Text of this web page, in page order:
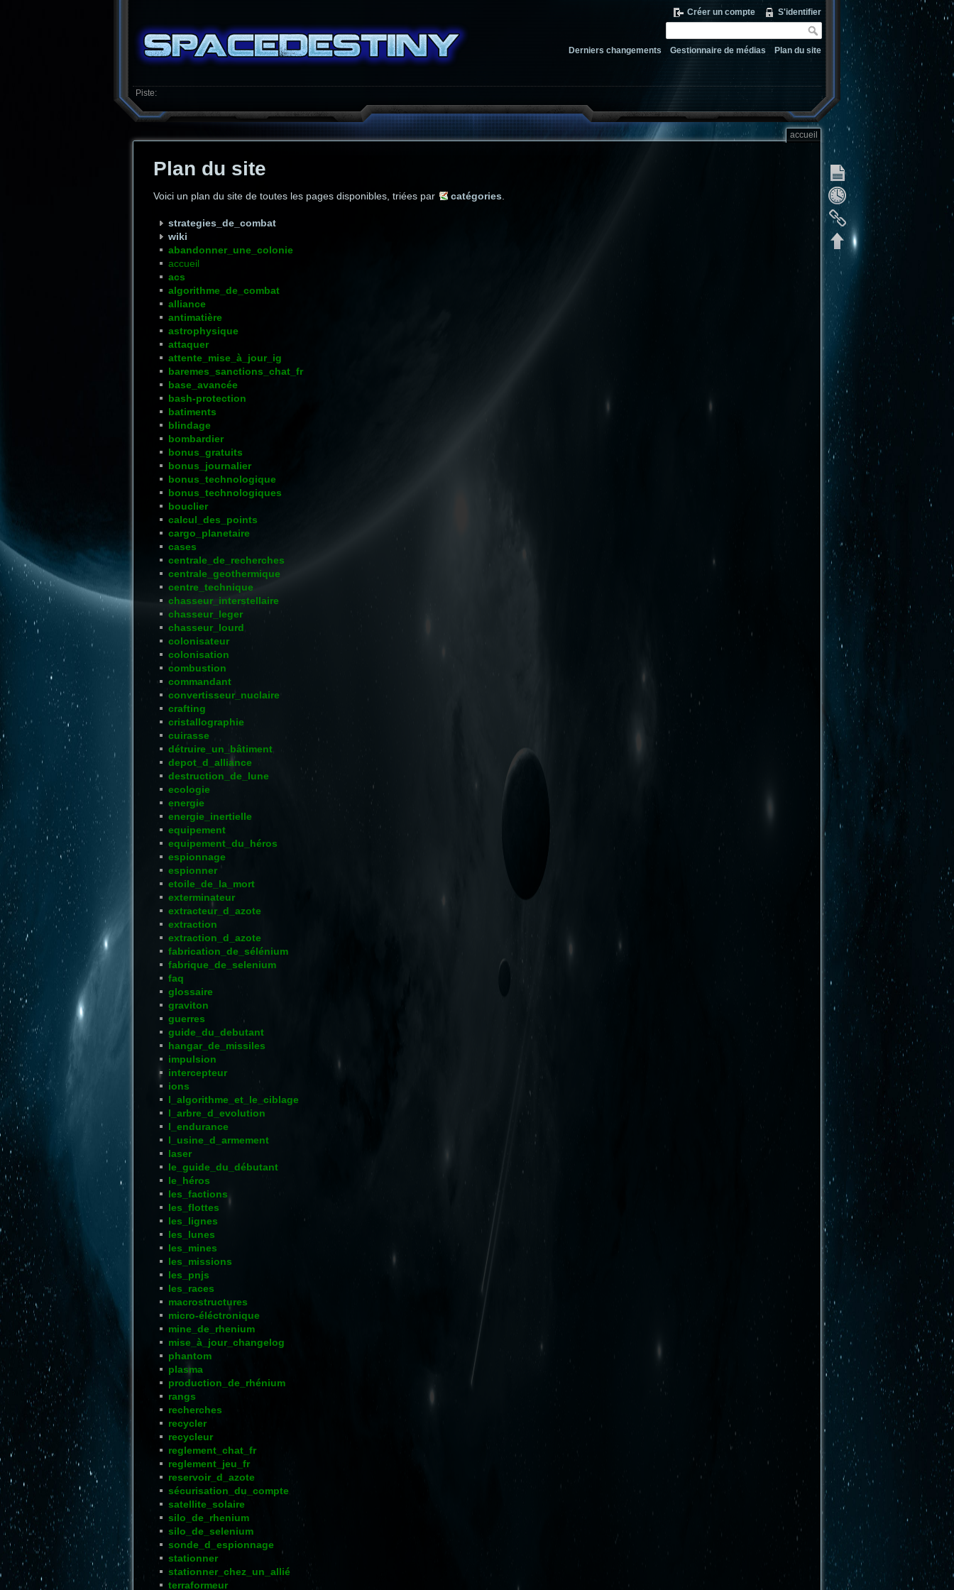
Créer un compte S'identifier
Derniers changements Gestionnaire de médias Plan du site
Piste:
accueil
Plan du site
Voici un plan du site de toutes les pages disponibles, triées par catégories
strategies_de_combat
wiki
abandonner_une_colonie
accueil
acs
algorithme_de_combat
alliance
antimatière
astrophysique
attaquer
attente_mise_à_jour_ig
baremes_sanctions_chat_fr
base_avancée
bash-protection
batiments
blindage
bombardier
bonus_gratuits
bonus_journalier
bonus_technologique
bonus_technologiques
bouclier
calcul_des_points
cargo_planetaire
cases
centrale_de_recherches
centrale_geothermique
centre_technique
chasseur_interstellaire
chasseur_leger
chasseur_lourd
colonisateur
colonisation
combustion
commandant
convertisseur_nuclaire
crafting
cristallographie
cuirasse
détruire_un_bâtiment
depot_d_alliance
destruction_de_lune
ecologie
energie
energie_inertielle
equipement
equipement_du_héros
espionnage
espionner
etoile_de_la_mort
exterminateur
extracteur_d_azote
extraction
extraction_d_azote
fabrication_de_sélénium
fabrique_de_selenium
faq
glossaire
graviton
guerres
guide_du_debutant
hangar_de_missiles
impulsion
intercepteur
ions
l_algorithme_et_le_ciblage
l_arbre_d_evolution
l_endurance
l_usine_d_armement
laser
le_guide_du_débutant
le_héros
les_factions
les_flottes
les_lignes
les_lunes
les_mines
les_missions
les_pnjs
les_races
macrostructures
micro-éléctronique
mine_de_rhenium
mise_à_jour_changelog
phantom
plasma
production_de_rhénium
rangs
recherches
recycler
recycleur
reglement_chat_fr
reglement_jeu_fr
reservoir_d_azote
sécurisation_du_compte
satellite_solaire
silo_de_rhenium
silo_de_selenium
sonde_d_espionnage
stationner
stationner_chez_un_allié
terraformeur
Afficher la page
Anciennes révisions
Liens vers cette page